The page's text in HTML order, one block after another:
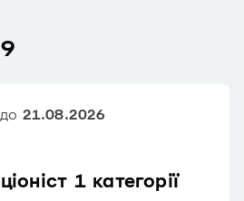
1 категорії
21.08.2026